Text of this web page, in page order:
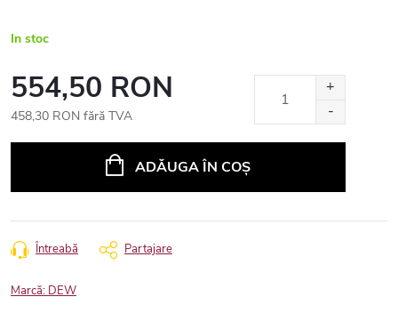
In stoc
554,50 RON
458,30 RON fără TVA
ADĂUGA ÎN COŞ
Întreabă Partajare
Marcă: DEW